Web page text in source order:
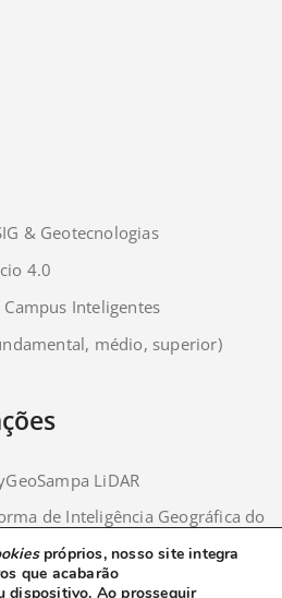
& Geotecnologias
4.0
Inteligentes
médio, superior)
LiDAR
de Inteligência Geográfica do
Deep Learning: CPU vs
próprios, nosso site integra
que acabarão
dispositivo. Ao prosseguir